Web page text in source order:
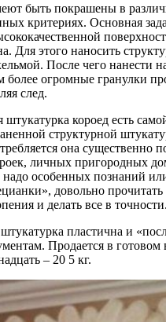
быть покрашены в
критериях. Основная
Для этого наносить
После чего нанести
более огромные гранулки
след.
штукатурка короед есть
структурной
она существенно
личных пригородных
надо особенных познаний
довольно
и делать все в точности.
пластична и
Продается в готовом
– 20 5 кг.